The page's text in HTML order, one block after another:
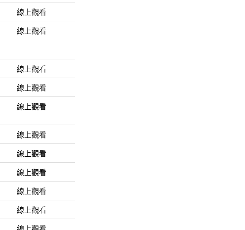
線上觀看
線上觀看
線上觀看
線上觀看
線上觀看
線上觀看
線上觀看
線上觀看
線上觀看
線上觀看